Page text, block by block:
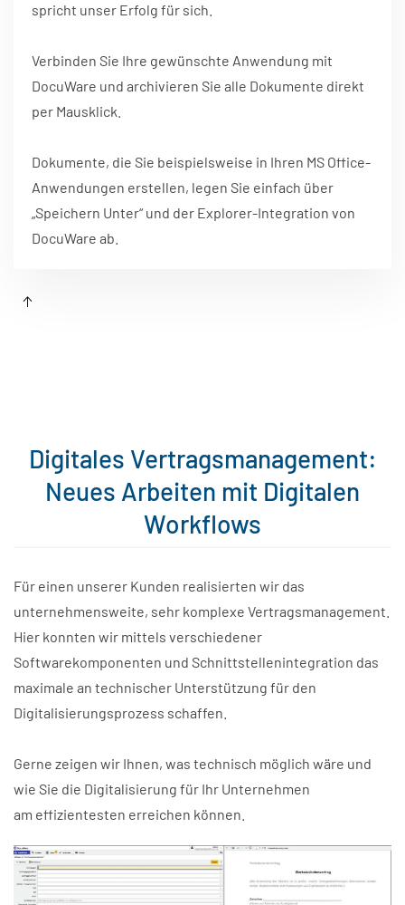
spricht unser Erfolg für sich.
Verbinden Sie Ihre gewünschte Anwendung mit
DocuWare und archivieren Sie alle Dokumente direkt
per Mausklick.
Dokumente, die Sie beispielsweise in Ihren MS Office-
Anwendungen erstellen, legen Sie einfach über
„Speichern Unter“ und der Explorer-Integration von
DocuWare ab.
Digitales Vertragsmanagement:
Neues Arbeiten mit Digitalen
Workflows
Für einen unserer Kunden realisierten wir das
unternehmensweite, sehr komplexe Vertragsmanagement.
Hier konnten wir mittels verschiedener
Softwarekomponenten und Schnittstellenintegration das
maximale an technischer Unterstützung für den
Digitalisierungsprozess schaffen.
Gerne zeigen wir Ihnen, was technisch möglich wäre und
wie Sie die Digitalisierung für Ihr Unternehmen
am effizientesten erreichen können.